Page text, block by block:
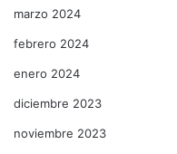
marzo 2024
febrero 2024
enero 2024
diciembre 2023
noviembre 2023